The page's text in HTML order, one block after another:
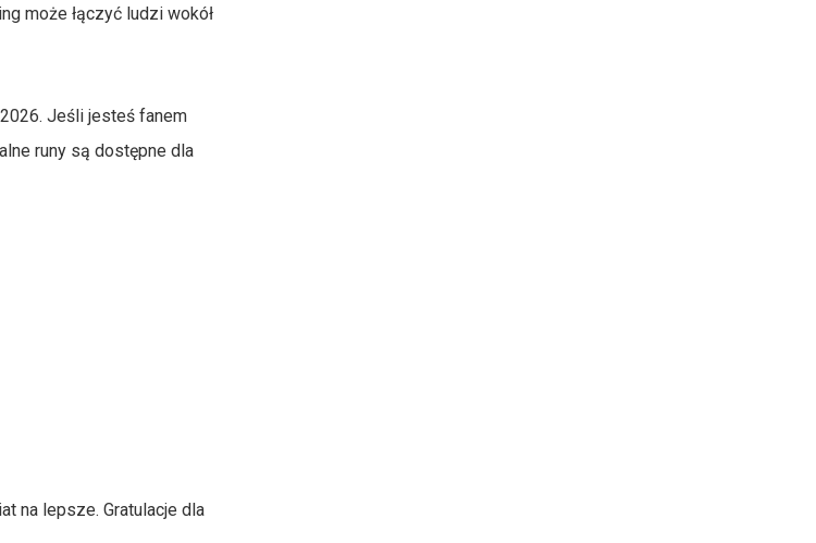
może łączyć ludzi wokół
Jeśli jesteś fanem
runy są dostępne dla
na lepsze. Gratulacje dla